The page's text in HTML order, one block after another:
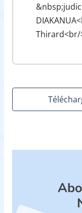
Thirard<br/